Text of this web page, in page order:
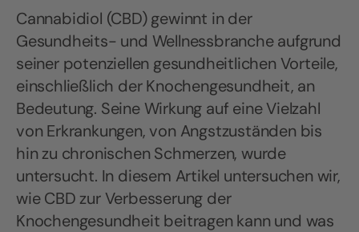
Cannabidiol (CBD) gewinnt in der
Gesundheits- und Wellnessbranche aufgrund
seiner potenziellen gesundheitlichen Vorteile,
einschließlich der Knochengesundheit, an
Bedeutung. Seine Wirkung auf eine Vielzahl
von Erkrankungen, von Angstzuständen bis
hin zu chronischen Schmerzen, wurde
untersucht. In diesem Artikel untersuchen wir,
wie CBD zur Verbesserung der
Knochengesundheit beitragen kann und was